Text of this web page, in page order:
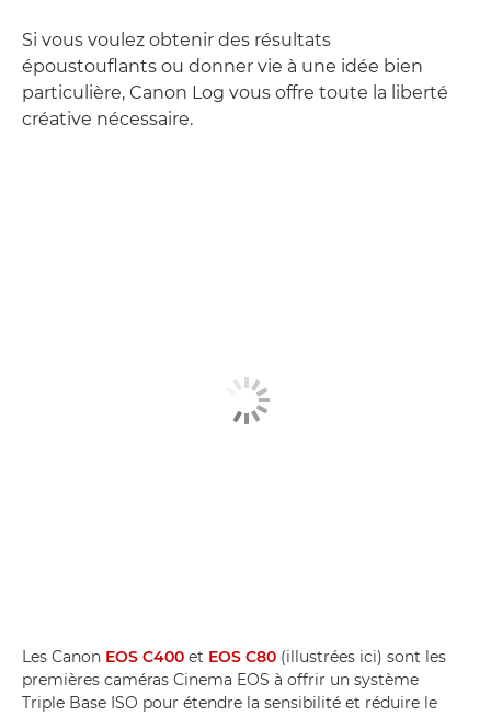
Si vous voulez obtenir des résultats
époustouflants ou donner vie à une idée bien
particulière, Canon Log vous offre toute la liberté
créative nécessaire.
Les Canon EOS C400 et EOS C80 (illustrées ici) sont les
premières caméras Cinema EOS à offrir un système
Triple Base ISO pour étendre la sensibilité et réduire le